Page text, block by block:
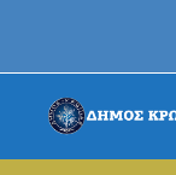
content